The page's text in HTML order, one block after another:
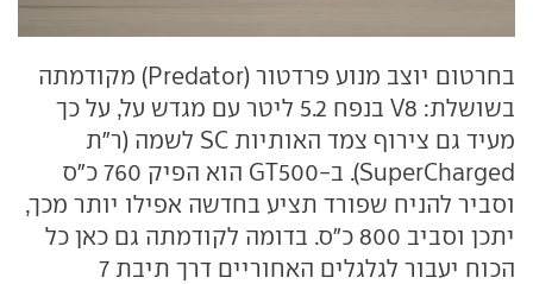
בחרטום יוצב מנוע פרדטור (Predator) מקודמתה
בשושלת: V8 בנפח 5.2 ליטר עם מגדש על, על כך
מעיד גם צירוף צמד האותיות SC לשמה (ר"ת
SuperCharged). ב-GT500 הוא הפיק 760 כ"ס
וסביר להניח שפורד תציע בחדשה אפילו יותר מכך,
יתכן וסביב 800 כ"ס. בדומה לקודמתה גם כאן כל
הכוח יעבור לגלגלים האחוריים דרך תיבת 7